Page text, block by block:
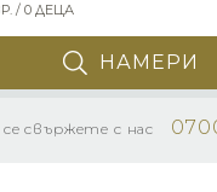
/ 0 ДЕЦА
НАМЕРИ
свържете с нас